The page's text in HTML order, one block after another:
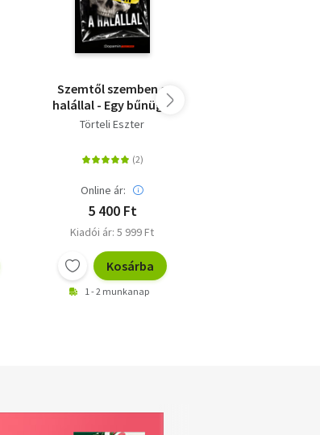
Szemtől szemben a
halállal - Egy bűnügyi
helyszínelő megrázó
Törteli Eszter
Online ár:
5 400 Ft
Kiadói ár: 5 999 Ft
Kosárba
1 - 2 munkanap